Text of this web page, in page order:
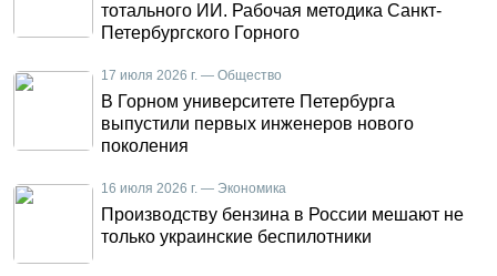
тотального ИИ. Рабочая методика Санкт-
Петербургского Горного
17 июля 2026 г. — Общество
В Горном университете Петербурга
выпустили первых инженеров нового
поколения
16 июля 2026 г. — Экономика
Производству бензина в России мешают не
только украинские беспилотники